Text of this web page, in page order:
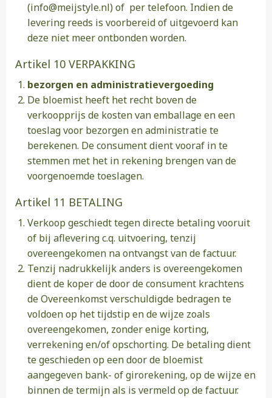
(info@meijstyle.nl) of per telefoon. Indien de
levering reeds is voorbereid of uitgevoerd kan
deze niet meer ontbonden worden.
Artikel 10 VERPAKKING
bezorgen en administratievergoeding
De bloemist heeft het recht boven de
verkoopprijs de kosten van emballage en een
toeslag voor bezorgen en administratie te
berekenen. De consument dient vooraf in te
stemmen met het in rekening brengen van de
voorgenoemde toeslagen.
Artikel 11 BETALING
Verkoop geschiedt tegen directe betaling vooruit
of bij aflevering c.q. uitvoering, tenzij
overeengekomen na ontvangst van de factuur.
Tenzij nadrukkelijk anders is overeengekomen
dient de koper de door de consument krachtens
de Overeenkomst verschuldigde bedragen te
voldoen op het tijdstip en de wijze zoals
overeengekomen, zonder enige korting,
verrekening en/of opschorting. De betaling dient
te geschieden op een door de bloemist
aangegeven bank- of girorekening, op de wijze en
binnen de termijn als is vermeld op de factuur.